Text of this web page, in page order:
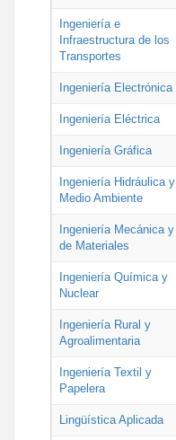
Ingeniería e
Infraestructura de los
Transportes
Ingeniería Electrónica
Ingeniería Eléctrica
Ingeniería Gráfica
Ingeniería Hidráulica y
Medio Ambiente
Ingeniería Mecánica y
de Materiales
Ingeniería Química y
Nuclear
Ingeniería Rural y
Agroalimentaria
Ingeniería Textil y
Papelera
Lingüística Aplicada